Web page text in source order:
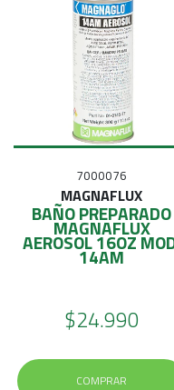
7000076
MAGNAFLUX
BAÑO PREPARADO
MAGNAFLUX
AEROSOL 16OZ
14AM
$24.990
COMPRAR